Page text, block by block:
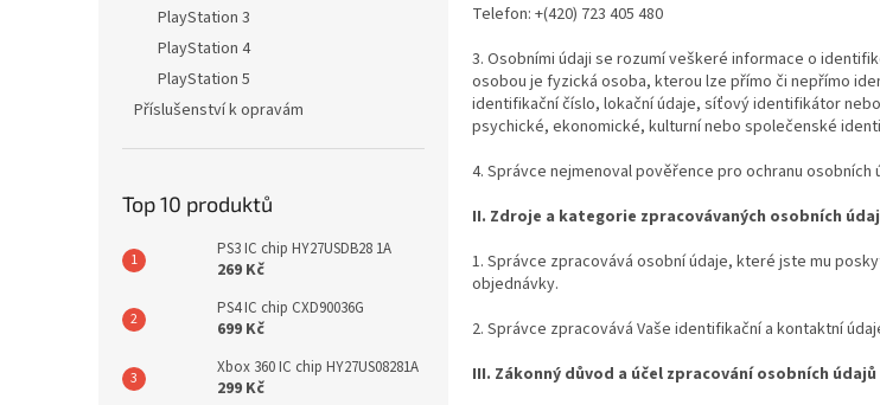
PlayStation 3
PlayStation 4
PlayStation 5
Příslušenství k opravám
Top 10 produktů
PS3 IC chip HY27USDB28 1A
269 Kč
PS4 IC chip CXD90036G
699 Kč
Xbox 360 IC chip HY27US08281A
299 Kč
Telefon: +(420) 723 405 480
3. Osobními údaji se rozumí veškeré informace o
osobou je fyzická osoba, kterou lze přímo či nepřímo
identifikační číslo, lokační údaje, síťový identifikátor
psychické, ekonomické, kulturní nebo společenské
4. Správce nejmenoval pověřence pro ochranu osobních
II. Zdroje a kategorie zpracovávaných osobních
1. Správce zpracovává osobní údaje, které jste mu
objednávky.
2. Správce zpracovává Vaše identifikační a kontaktní
III. Zákonný důvod a účel zpracování osobních údajů